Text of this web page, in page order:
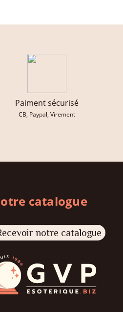
Paiment sécurisé
CB, Paypal, Virement
catalogue
notre catalogue